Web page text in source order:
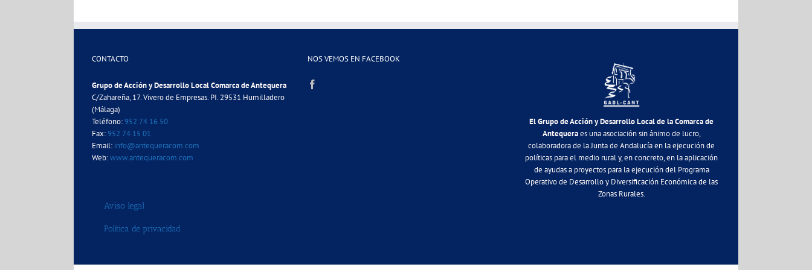
CONTACTO
Grupo de Acción y Desarrollo Local Comarca de Antequera
C/Zahareña, 17. Vivero de Empresas. PI. 29531 Humilladero
(Málaga)
Teléfono:952 74 16 50
Fax:952 74 15 01
Email: info@antequeracom.com
Web:www.antequeracom.com
Aviso legal
Política de privacidad
NOS VEMOS EN FACEBOOK
El Grupo de Acción y Desarrollo Local de la Comarca de
Antequeraes una asociación sin ánimo de lucro,
colaboradora de la Junta de Andalucía en la ejecución de
políticas para el medio rural y, en concreto, en la aplicación
de ayudas a proyectos para la ejecución del Programa
Operativo de Desarrollo y Diversificación Económica de las
Zonas Rurales.